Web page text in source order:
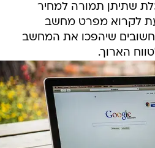
שתיתן תמורה למחיר
לקרוא מפרט מחשב
שיהפכו את המחשב
הארוך.